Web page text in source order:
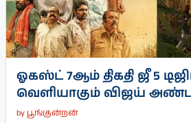
ஓகஸ்ட் 7ஆம் திகதி ஜீ 5
வெளியாகும் விஜய்
by பூங்குன்றன்